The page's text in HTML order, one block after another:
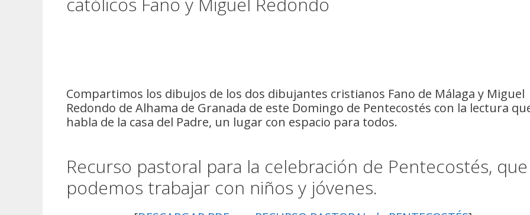
Compartimos los dibujos de los dos dibujantes cristianos Fano de Málaga y Miguel
Redondo de Alhama de Granada de este Domingo de Pentecostés con la lectura
habla de la casa del Padre, un lugar con espacio para todos.
Recurso pastoral para la celebración de Pentecostés, que
podemos trabajar con niños y jóvenes.